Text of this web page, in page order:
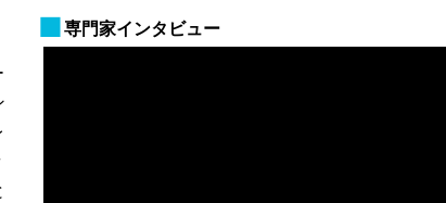
専門家インタビュー